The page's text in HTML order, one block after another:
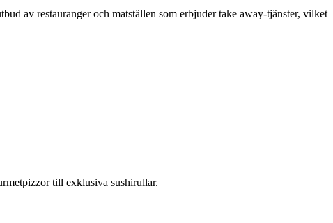
av restauranger och matställen som erbjuder take away-tjänster, vilket
till exklusiva sushirullar.